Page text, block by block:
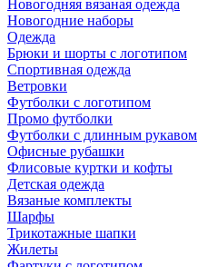
Новогодняя вязаная одежда
Новогодние наборы
Одежда
Брюки и шорты с логотипом
Спортивная одежда
Ветровки
Футболки с логотипом
Промо футболки
Футболки с длинным рукавом
Офисные рубашки
Флисовые куртки и кофты
Детская одежда
Вязаные комплекты
Шарфы
Трикотажные шапки
Жилеты